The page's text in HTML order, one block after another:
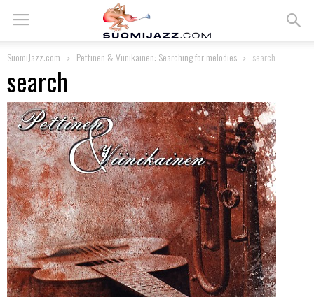
SuomiJazz.com Pettinen & Viinikainen: Searching for melodies search
search